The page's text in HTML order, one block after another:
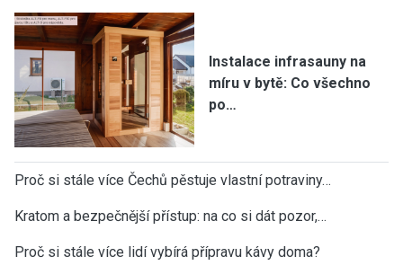
Instalace infrasauny na
míru v bytě: Co všechno
po…
Proč si stále více Čechů pěstuje vlastní potraviny…
Kratom a bezpečnější přístup: na co si dát pozor,…
Proč si stále více lidí vybírá přípravu kávy doma?